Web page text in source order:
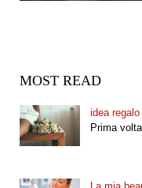
MOST READ
idea
Prima